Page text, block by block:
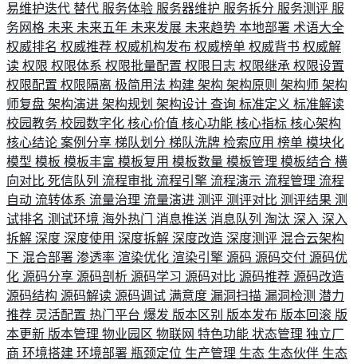
易维护迭代 替代 服务体验 服务器维护 服务拆分 服务测评 服
务网格 未来 未来五年 未来发展 未来趋势 本地部署 术语大全
权威排名 权威推荐 权威机构发布 权威榜单 权威背书 权威解
读 权限 权限体系 权限批量配置 权限日志 权限继承 权限设置
权限配置 权限隔离 极简用法 构建 架构 架构原则 架构师 架构
师复盘 架构演进 架构规划 架构设计 查询 标准定义 标准解读
校园教务 校园数字化 核心价值 核心功能 核心指标 核心架构
核心结论 案例分享 梯队划分 梯队洗牌 检索应用 榜单 模块化
模型 模板 模板丰富 模板复用 模板数量 模板管理 模板结合 横
向对比 死信队列 流程审批 流程引擎 流程演示 流程管理 流程
自动 流转体系 流量治理 流量演进 测评 测评对比 测评结果 测
试排名 测试环境 海外热门 消息推送 消息队列 淘汰 深入 深入
拆解 深度 深度使用 深度拆解 深度改造 深度测评 混合云架构
下 混合部署 渗透率 渲染优化 渲染引擎 源码 源码交付 源码优
化 源码分享 源码剖析 源码学习 源码对比 源码推荐 源码改造
源码结构 源码解读 源码调试 满意度 漏洞扫描 漏洞检测 潜力
推荐 灵活配置 热门平台 爆发 版本区别 版本发布 版本回滚 版
本更新 版本管理 物业园区 物联网 特色功能 状态管理 独立厂
商 环境搭建 环境部署 瓶颈定位 生产管理 生态 生态伙伴 生态